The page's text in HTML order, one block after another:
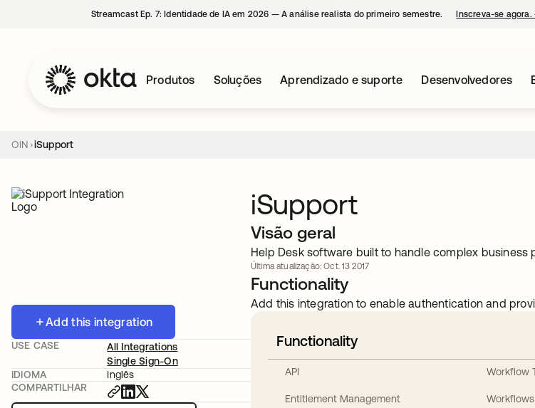
Streamcast Ep. 7: Identidade de IA em 2026 — A análise realista do primeiro semestre. Inscreva-se agora.
Produtos Soluções Aprendizado e suporte Desenvolvedores
OIN iSupport
Add this integration
USE CASE
All Integrations
Single Sign-On
IDIOMA
Inglês
COMPARTILHAR
iSupport
Visão geral
Help Desk software built to handle complex business
Última atualização: Oct. 13 2017
Functionality
Add this integration to enable authentication and
Functionality
API
Entitlement Management
Workflow